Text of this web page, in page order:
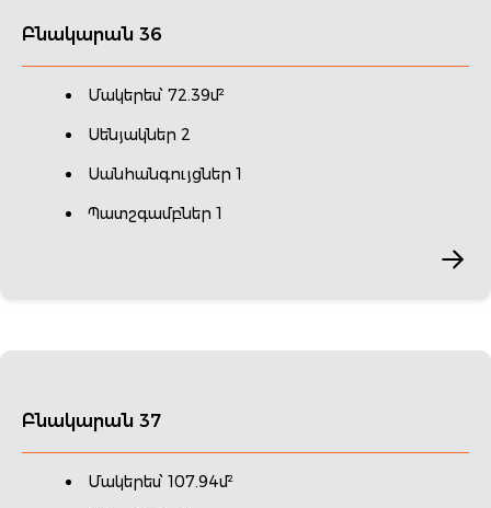
Բնակարան 36
Մակերես՝ 72.39մ²
Սենյակներ 2
Սանհանգույցներ 1
Պատշգամբներ 1
Բնակարան 37
Մակերես՝ 107.94մ²